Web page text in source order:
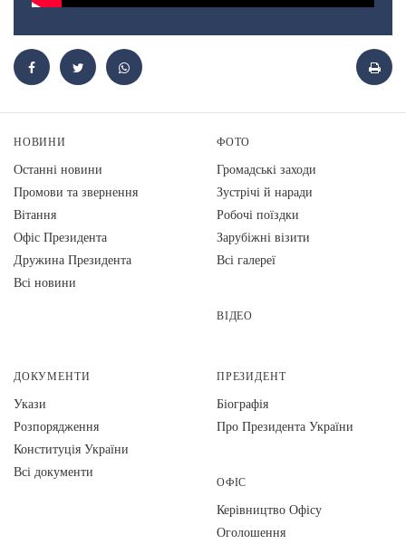
НОВИНИ
Останні новини
Промови та звернення
Вiтання
Офіс Президента
Дружина Президента
Всі новини
ФОТО
Громадські заходи
Зустрічі й наради
Робочі поїздки
Зарубіжні візити
Всі галереї
ВІДЕО
ДОКУМЕНТИ
Укази
Розпорядження
Конституція України
Всі документи
ПРЕЗИДЕНТ
Біографія
Про Президента України
ОФІС
Керівництво Офісу
Оголошення